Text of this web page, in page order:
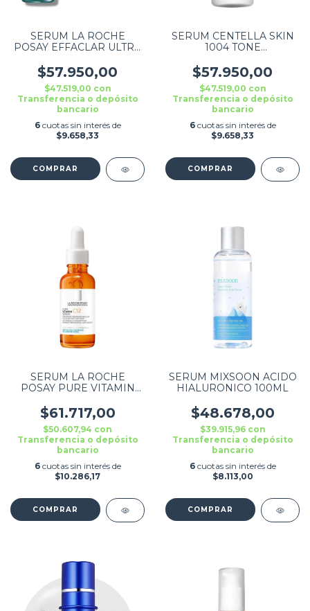
SERUM LA ROCHE
POSAY EFFACLAR ULTRA
$57.950,00
$47.519,00 con
Transferencia o depósito
bancario
6 cuotas sin interés de
$9.658,33
SERUM CENTELLA SKIN
1004 TONE
$57.950,00
$47.519,00 con
Transferencia o depósito
bancario
6 cuotas sin interés de
$9.658,33
SERUM LA ROCHE
POSAY PURE VITAMIN
$61.717,00
$50.607,94 con
Transferencia o depósito
bancario
6 cuotas sin interés de
$10.286,17
SERUM MIXSOON ACIDO
HIALURONICO 100ML
$48.678,00
$39.915,96 con
Transferencia o depósito
bancario
6 cuotas sin interés de
$8.113,00